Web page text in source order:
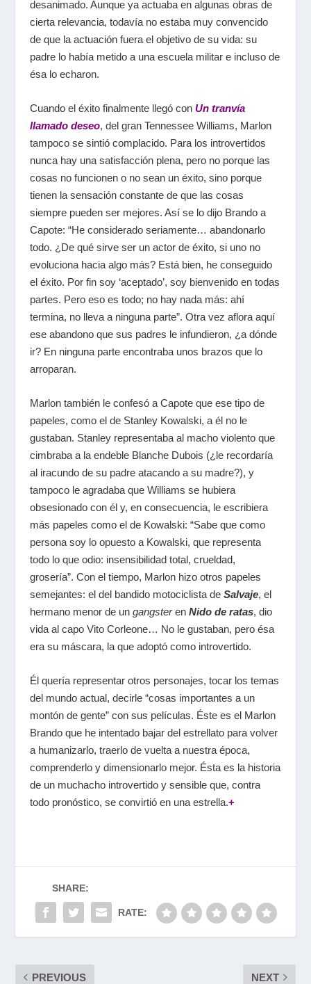
desanimado. Aunque ya actuaba en algunas obras de
cierta relevancia, todavía no estaba muy convencido
de que la actuación fuera el objetivo de su vida: su
padre lo había metido a una escuela militar e incluso de
ésa lo echaron.
Cuando el éxito finalmente llegó con Un tranvía
llamado deseo, del gran Tennessee Williams, Marlon
tampoco se sintió complacido. Para los introvertidos
nunca hay una satisfacción plena, pero no porque las
cosas no funcionen o no sean un éxito, sino porque
tienen la sensación constante de que las cosas
siempre pueden ser mejores. Así se lo dijo Brando a
Capote: “He considerado seriamente… abandonarlo
todo. ¿De qué sirve ser un actor de éxito, si uno no
evoluciona hacia algo más? Está bien, he conseguido
el éxito. Por fin soy ‘aceptado’, soy bienvenido en todas
partes. Pero eso es todo; no hay nada más: ahí
termina, no lleva a ninguna parte”. Otra vez aflora aquí
ese abandono que sus padres le infundieron, ¿a dónde
ir? En ninguna parte encontraba unos brazos que lo
arroparan.
Marlon también le confesó a Capote que ese tipo de
papeles, como el de Stanley Kowalski, a él no le
gustaban. Stanley representaba al macho violento que
cimbraba a la endeble Blanche Dubois (¿le recordaría
al iracundo de su padre atacando a su madre?), y
tampoco le agradaba que Williams se hubiera
obsesionado con él y, en consecuencia, le escribiera
más papeles como el de Kowalski: “Sabe que como
persona soy lo opuesto a Kowalski, que representa
todo lo que odio: insensibilidad total, crueldad,
grosería”. Con el tiempo, Marlon hizo otros papeles
semejantes: el del bandido motociclista de Salvaje, el
hermano menor de un gangsteren Nido de ratas, dio
vida al capo Vito Corleone… No le gustaban, pero ésa
era su máscara, la que adoptó como introvertido.
Él quería representar otros personajes, tocar los temas
del mundo actual, decirle “cosas importantes a un
montón de gente” con sus películas. Éste es el Marlon
Brando que he intentado bajar del estrellato para volver
a humanizarlo, traerlo de vuelta a nuestra época,
comprenderlo y dimensionarlo mejor. Ésta es la historia
de un muchacho introvertido y sensible que, contra
todo pronóstico, se convirtió en una estrella.+
SHARE:
RATE:
PREVIOUS NEXT